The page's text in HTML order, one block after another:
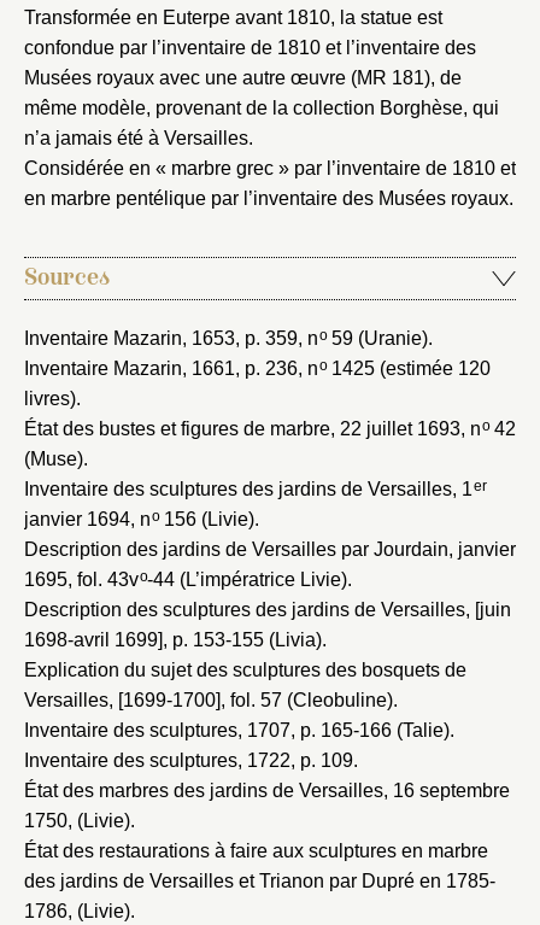
Transformée en Euterpe avant 1810, la statue est
confondue par l’inventaire de 1810 et l’inventaire des
Musées royaux avec une autre œuvre (MR 181), de
même modèle, provenant de la collection Borghèse, qui
n’a jamais été à Versailles.
Considérée en « marbre grec » par l’inventaire de 1810 et
en marbre pentélique par l’inventaire des Musées royaux.
Sources
Inventaire Mazarin, 1653, p. 359, no59 (Uranie).
Inventaire Mazarin, 1661, p. 236, no1425 (estimée 120
livres).
État des bustes et figures de marbre, 22 juillet 1693, no42
(Muse).
Inventaire des sculptures des jardins de Versailles, 1er
janvier 1694, no156 (Livie).
Description des jardins de Versailles par Jourdain, janvier
1695, fol. 43vo-44 (L’impératrice Livie).
Description des sculptures des jardins de Versailles, [juin
1698-avril 1699], p. 153-155 (Livia).
Explication du sujet des sculptures des bosquets de
Versailles, [1699-1700], fol. 57 (Cleobuline).
Inventaire des sculptures, 1707, p. 165-166 (Talie).
Inventaire des sculptures, 1722, p. 109.
État des marbres des jardins de Versailles, 16 septembre
1750, (Livie).
État des restaurations à faire aux sculptures en marbre
des jardins de Versailles et Trianon par Dupré en 1785-
1786, (Livie).